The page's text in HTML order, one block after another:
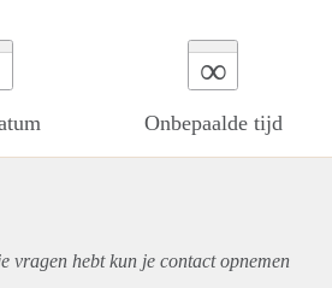
∞
Onbepaalde tijd
vragen hebt kun je contact opnemen